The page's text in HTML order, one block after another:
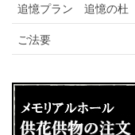
追憶プラン 追憶の杜
ご法要